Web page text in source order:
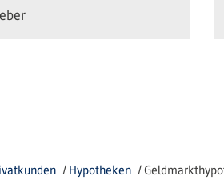
Hypotheken